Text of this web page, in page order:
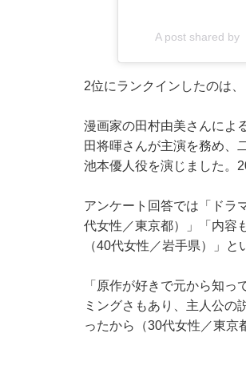
A post shared by
2位にランクインしたのは
漫画家の田村由美さんによ
田将暉さんが主演を務め、
池本優人役を演じました。
アンケート回答では「ドラ
代女性／東京都）」「内容
（40代女性／岩手県）」
「原作が好きで元から知
ミングさもあり、主人公の
ったから（30代女性／東京